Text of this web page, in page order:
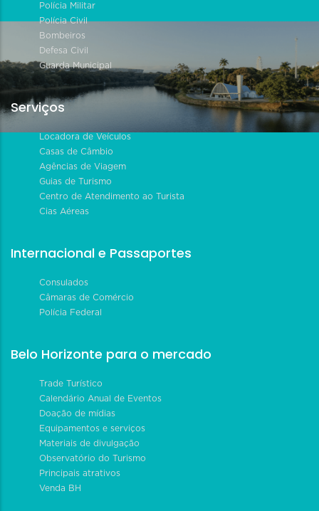
Polícia Militar
Polícia Civil
Bombeiros
Defesa Civil
Guarda Municipal
Serviços
Locadora de Veículos
Casas de Câmbio
Agências de Viagem
Guias de Turismo
Centro de Atendimento ao Turista
Cias Aéreas
Internacional e Passaportes
Consulados
Câmaras de Comércio
Polícia Federal
Belo Horizonte para o mercado
Trade Turístico
Calendário Anual de Eventos
Doação de mídias
Equipamentos e serviços
Materiais de divulgação
Observatório do Turismo
Principais atrativos
Venda BH